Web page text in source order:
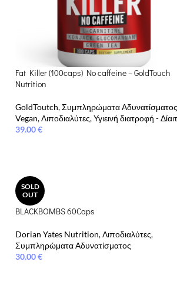
Fat Killer (100caps) No caffeine – GoldTouch
Nutrition
GoldToutch,Συμπληρώματα Αδυνατίσματος
Vegan,Λιποδιαλύτες,Υγιεινή διατροφή -
39.00€
SOLD
OUT
BLACKBOMBS 60Caps
Dorian Yates Nutrition,Λιποδιαλύτες,
Συμπληρώματα Αδυνατίσματος
30.00€